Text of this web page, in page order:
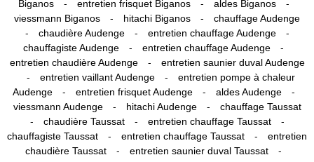
Biganos
- entretien frisquet Biganos - aldes Biganos -
viessmann Biganos - hitachi Biganos - chauffage Audenge
- chaudière Audenge - entretien chauffage Audenge -
chauffagiste Audenge - entretien chauffage Audenge -
entretien chaudière Audenge - entretien saunier duval Audenge
- entretien vaillant Audenge -
entretien pompe à chaleur
Audenge
- entretien frisquet Audenge - aldes Audenge -
viessmann Audenge - hitachi Audenge - chauffage Taussat
- chaudière Taussat - entretien chauffage Taussat -
chauffagiste Taussat - entretien chauffage Taussat -
entretien
chaudière Taussat
- entretien saunier duval Taussat -